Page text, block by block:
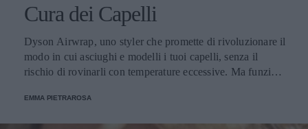
Cura dei Capelli
Dyson Airwrap, uno styler che promette di rivoluzionare il
modo in cui asciughi e modelli i tuoi capelli, senza il
rischio di rovinarli con temperature eccessive. Ma funziona
EMMA PIETRAROSA